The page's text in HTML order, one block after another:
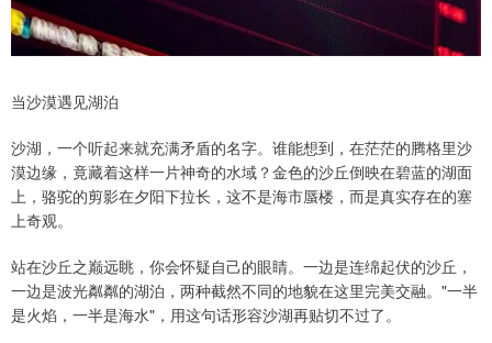
当沙漠遇见湖泊
沙湖，一个听起来就充满矛盾的名字。谁能想到，在茫茫的腾格里沙
漠边缘，竟藏着这样一片神奇的水域？金色的沙丘倒映在碧蓝的湖面
上，骆驼的剪影在夕阳下拉长，这不是海市蜃楼，而是真实存在的塞
上奇观。
站在沙丘之巅远眺，你会怀疑自己的眼睛。一边是连绵起伏的沙丘，
一边是波光粼粼的湖泊，两种截然不同的地貌在这里完美交融。"一半
是火焰，一半是海水"，用这句话形容沙湖再贴切不过了。